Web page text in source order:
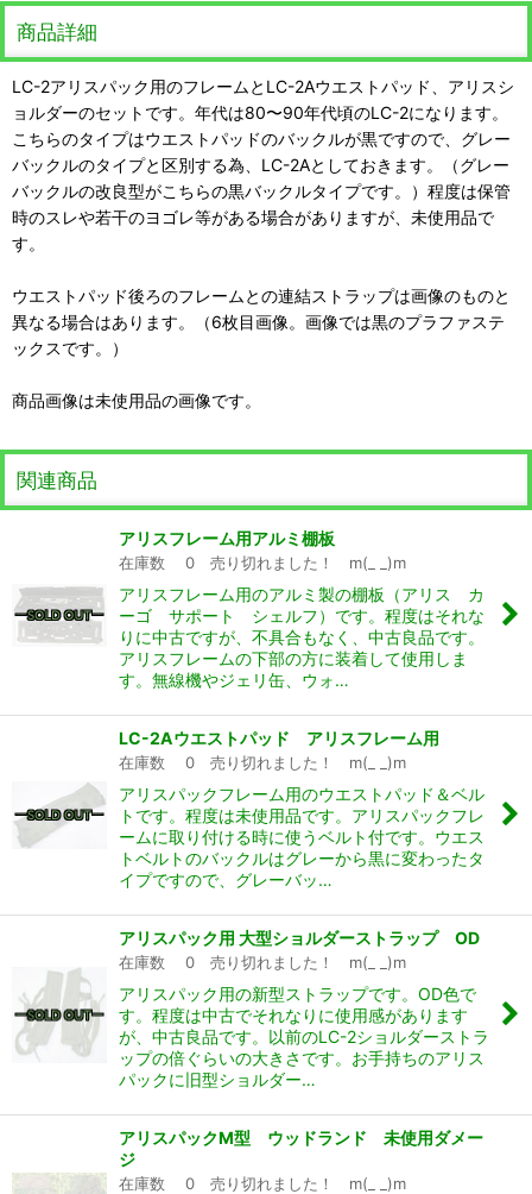
商品詳細
LC-2アリスパック用のフレームとLC-2Aウエストパッド、アリスシ
ョルダーのセットです。年代は80〜90年代頃のLC-2になります。
こちらのタイプはウエストパッドのバックルが黒ですので、グレー
バックルのタイプと区別する為、LC-2Aとしておきます。（グレー
バックルの改良型がこちらの黒バックルタイプです。）程度は保管
時のスレや若干のヨゴレ等がある場合がありますが、未使用品で
す。
ウエストパッド後ろのフレームとの連結ストラップは画像のものと
異なる場合はあります。（6枚目画像。画像では黒のプラファステ
ックスです。）
商品画像は未使用品の画像です。
関連商品
アリスフレーム用アルミ棚板
在庫数 0 売り切れました！ m(_ _)m
アリスフレーム用のアルミ製の棚板（アリス カ
ーゴ サポート シェルフ）です。程度はそれな
りに中古ですが、不具合もなく、中古良品です。
アリスフレームの下部の方に装着して使用しま
す。無線機やジェリ缶、ウォ…
LC-2Aウエストパッド アリスフレーム用
在庫数 0 売り切れました！ m(_ _)m
アリスパックフレーム用のウエストパッド＆ベル
トです。程度は未使用品です。アリスパックフレ
ームに取り付ける時に使うベルト付です。ウエス
トベルトのバックルはグレーから黒に変わったタ
イプですので、グレーバッ…
アリスパック用 大型ショルダーストラップ OD
在庫数 0 売り切れました！ m(_ _)m
アリスパック用の新型ストラップです。OD色で
す。程度は中古でそれなりに使用感があります
が、中古良品です。以前のLC-2ショルダーストラ
ップの倍ぐらいの大きさです。お手持ちのアリス
パックに旧型ショルダー…
アリスパックM型 ウッドランド 未使用ダメー
ジ
在庫数 0 売り切れました！ m(_ _)m